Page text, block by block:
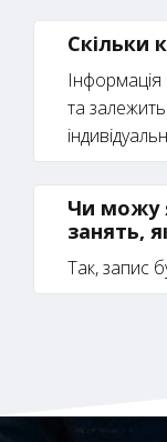
Скільки
та залежить
Чи можу
занять,
Так, запис